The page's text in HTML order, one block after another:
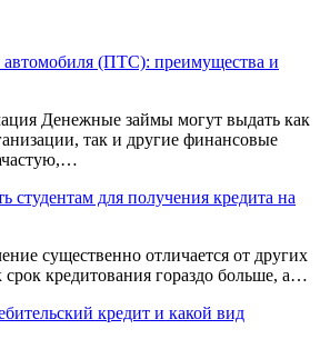
автомобиля (ПТС): преимущества и
Денежные займы могут выдать как
так и другие финансовые
студентам для получения кредита на
существенно отличается от других
срок кредитования гораздо больше, а…
кредит и какой вид